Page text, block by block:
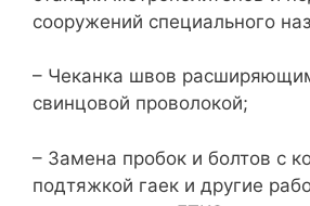
сооружений специального
– Чеканка швов
свинцовой проволокой;
– Замена пробок и болтов с
подтяжкой гаек и другие